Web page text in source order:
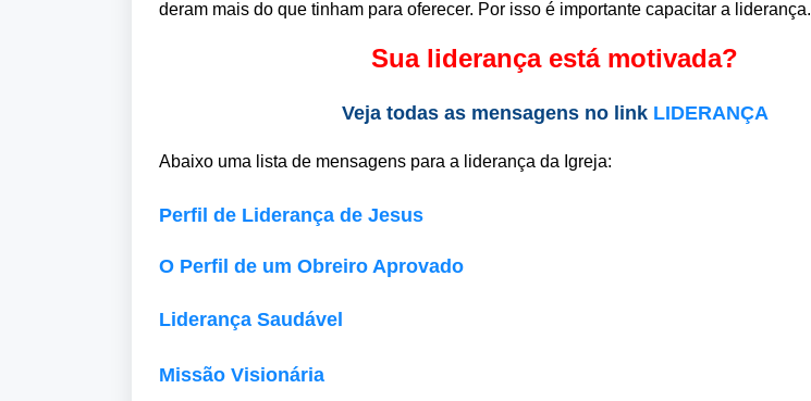
deram mais do que tinham para oferecer. Por isso é importante capacitar a liderança.
Sua liderança está motivada?
Veja todas as mensagens no link LIDERANÇA
Abaixo uma lista de mensagens para a liderança da Igreja:
Perfil de Liderança de Jesus
O Perfil de um Obreiro Aprovado
Liderança Saudável
Missão Visionária